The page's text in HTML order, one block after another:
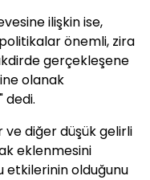
ilişkin ise,
önemli, zira
gerçekleşene
olanak
dedi.
ve diğer düşük gelirli
eklenmesini
etkilerinin olduğunu